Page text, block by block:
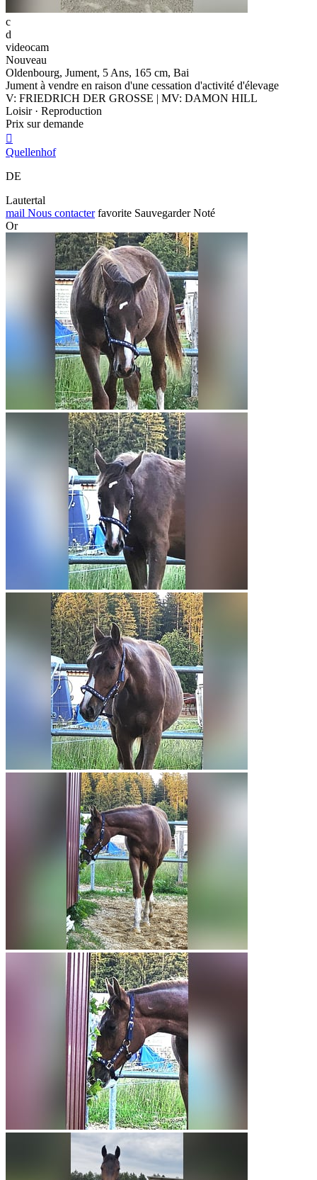
c
d
videocam
Nouveau
Oldenbourg, Jument, 5 Ans, 165 cm, Bai
Jument à vendre en raison d'une cessation d'activité d'élevage
V: FRIEDRICH DER GROSSE | MV: DAMON HILL
Loisir · Reproduction
Prix sur demande

Quellenhof
DE
Lautertal
mail Nous contacter favorite Sauvegarder Noté
Or